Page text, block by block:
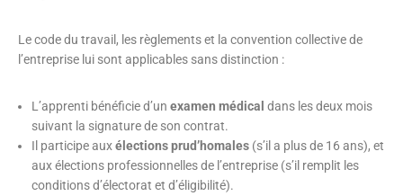
Le code du travail, les règlements et la convention collective de
l’entreprise lui sont applicables sans distinction :
L’apprenti bénéficie d’un examen médical dans les deux mois
suivant la signature de son contrat.
Il participe auxélections prud’homales (s’il a plus de 16 ans), et
aux élections professionnelles de l’entreprise (s’il remplit les
conditions d’électorat et d’éligibilité).